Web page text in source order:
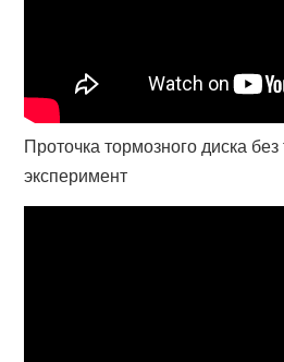
Проточка тормозного диска без
эксперимент